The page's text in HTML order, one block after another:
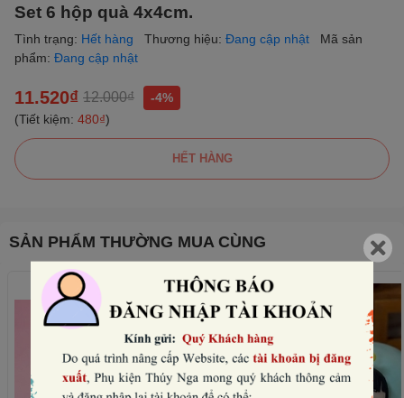
Set 6 hộp quà 4x4cm.
Tình trạng: Hết hàng Thương hiệu: Đang cập nhật
Mã sản
phẩm: Đang cập nhật
11.520₫ 12.000₫
-4%
(Tiết kiệm: 480₫)
HẾT HÀNG
SẢN PHẨM THƯỜNG MUA CÙNG